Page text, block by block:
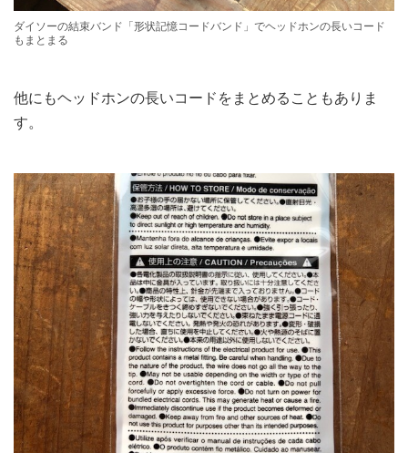
ダイソーの結束バンド「形状記憶コードバンド」でヘッドホンの長いコード
もまとまる
他にもヘッドホンの長いコードをまとめることもありま
す。